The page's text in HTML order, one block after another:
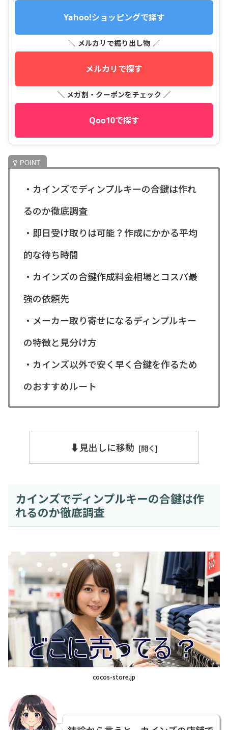
Yahoo!ショッピングで探す
＼ メルカリで掘り出し物 ／
メルカリで探す
＼ メガ割・クーポンをチェック ／
Qoo10で探す
・カインズでディンプルキーの合鍵は作れ
るのか徹底調査
・即日受け取りは可能？作成にかかる平均
的な待ち時間
・カインズの合鍵作成料金相場とコスパ最
強の依頼先
・メーカー取り寄せになるディンプルキー
の特徴と見分け方
・カインズ以外で安く早く合鍵を作るため
のおすすめルート
⬇️見出しに移動
カインズでディンプルキーの合鍵は作
れるのか徹底調査
cocos-store.jp